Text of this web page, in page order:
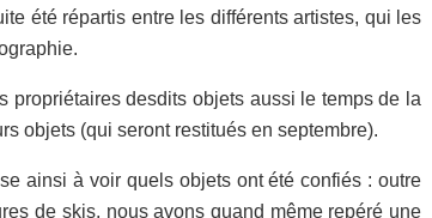
été répartis entre les différents artistes, qui les
propriétaires desdits objets aussi le temps de la
objets (qui seront restitués en septembre).
ainsi à voir quels objets ont été confiés : outre
de skis, nous avons quand même repéré une